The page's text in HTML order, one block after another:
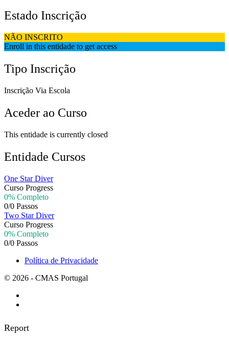
Estado Inscrição
NÃO INSCRITO
Enroll in this entidade to get access
Tipo Inscrição
Inscrição Via Escola
Aceder ao Curso
This entidade is currently closed
Entidade Cursos
One Star Diver
Curso Progress
0% Completo
0/0 Passos
Two Star Diver
Curso Progress
0% Completo
0/0 Passos
Política de Privacidade
© 2026 - CMAS Portugal
Report